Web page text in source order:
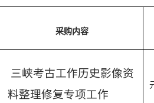
采购内容
三峡考古工作历史影像资
料整理修复专项工作